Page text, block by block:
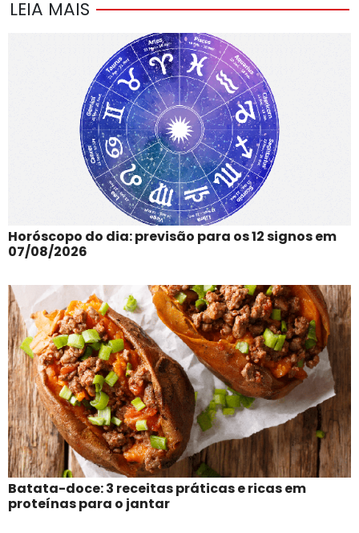
LEIA MAIS
Horóscopo do dia: previsão para os 12 signos em
07/08/2026
Batata-doce: 3 receitas práticas e ricas em
proteínas para o jantar